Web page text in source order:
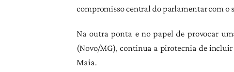
compromisso central do parlamentar com o
Na outra ponta e no papel de provocar
(Novo/MG), continua a pirotecnia de
Maia.